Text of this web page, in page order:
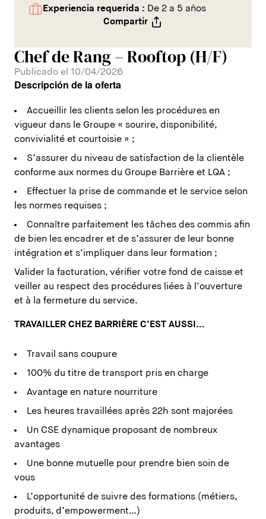
Experiencia requerida : De 2 a 5 años
Compartir
Chef de Rang – Rooftop (H/F)
Publicado el 10/04/2026
Descripción de la oferta
Accueillir les clients selon les procédures en
vigueur dans le Groupe « sourire, disponibilité,
convivialité et courtoisie » ;
S’assurer du niveau de satisfaction de la clientèle
conforme aux normes du Groupe Barrière et LQA ;
Effectuer la prise de commande et le service selon
les normes requises ;
Connaître parfaitement les tâches des commis afin
de bien les encadrer et de s’assurer de leur bonne
intégration et s’impliquer dans leur formation ;
Valider la facturation, vérifier votre fond de caisse et
veiller au respect des procédures liées à l’ouverture
et à la fermeture du service.
TRAVAILLER CHEZ BARRIÈRE C’EST AUSSI…
Travail sans coupure
100% du titre de transport pris en charge
Avantage en nature nourriture
Les heures travaillées après 22h sont majorées
Un CSE dynamique proposant de nombreux
avantages
Une bonne mutuelle pour prendre bien soin de
vous
L’opportunité de suivre des formations (métiers,
produits, d’empowerment…)